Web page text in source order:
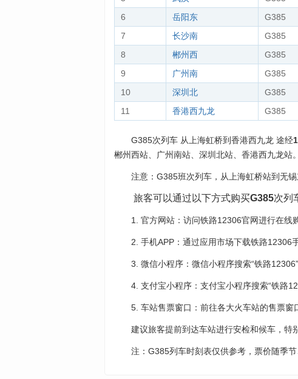
6
岳阳东 G385
7
长沙南 G385
8
郴州西 G385
9
广州南 G385
10
深圳北 G385
11
香港西九龙 G385
G385次列车 从上海虹桥到香港西九龙 途经
郴州西站、广州南站、深圳北站、香港西九龙站。
注意：G385班次列车，从上海虹桥站到无
旅客可以通过以下方式购买G385次列
1. 官方网站：访问铁路12306官网进行在线
2. 手机APP：通过应用市场下载铁路12306
3. 微信小程序：微信小程序搜索“铁路12306”
4. 支付宝小程序：支付宝小程序搜索“铁路
5. 车站售票窗口：前往各大火车站的售票窗
建议旅客提前到达车站进行安检和候车，特
注：G385列车时刻表仅供参考，票价随季